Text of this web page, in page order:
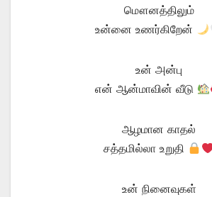
மௌனத்திலும்
உன்னை உணர்கிறேன்
உன் அன்பு
என் ஆன்மாவின் வீடு
ஆழமான காதல்
சத்தமில்லா உறுதி
உன் நினைவுகள்